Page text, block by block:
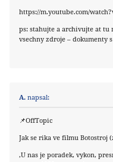
https://m.youtube.com/
ps: stahujte a archivujte at tu
vsechny zdroje – dokumenty
A. napsal:
📌OffTopic
Jak se rika ve filmu Botostroj
‚U nas je poradek, vykon,